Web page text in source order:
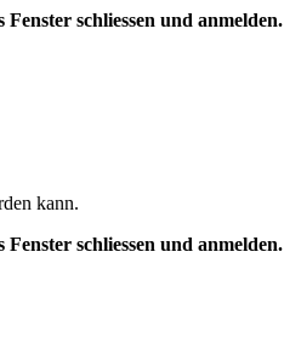
schliessen und anmelden.
kann.
schliessen und anmelden.